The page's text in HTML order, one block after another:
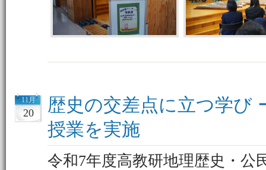
11月
20
歴史の交差点に立つ学び
授業を実施
令和7年度高教研地理歴史・公